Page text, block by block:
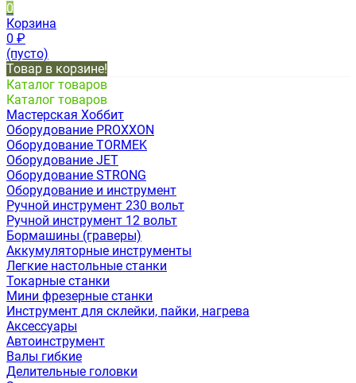
0
Корзина
0 ₽
(пусто)
Товар в корзине!
Каталог товаров
Каталог товаров
Мастерская Хоббит
Оборудование PROXXON
Оборудование TORMEK
Оборудование JET
Оборудование STRONG
Оборудование и инструмент
Ручной инструмент 230 вольт
Ручной инструмент 12 вольт
Бормашины (граверы)
Аккумуляторные инструменты
Легкие настольные станки
Токарные станки
Мини фрезерные станки
Инструмент для склейки, пайки, нагрева
Аксессуары
Автоинструмент
Валы гибкие
Делительные головки